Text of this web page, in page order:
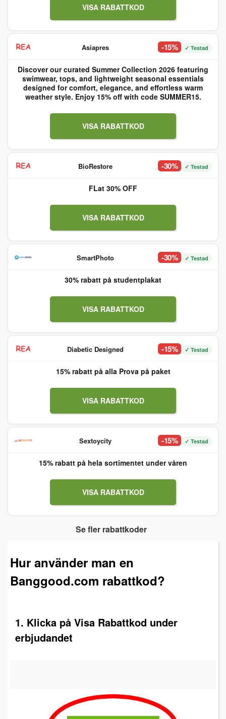
VISA RABATTKOD
Asiapres -15% ✓ Testad
Discover our curated Summer Collection 2026 featuring
swimwear, tops, and lightweight seasonal essentials
designed for comfort, elegance, and effortless warm
weather style. Enjoy 15% off with code SUMMER15.
VISA RABATTKOD
BioRestore -30% ✓ Testad
FLat 30% OFF
VISA RABATTKOD
SmartPhoto -30% ✓ Testad
30% rabatt på studentplakat
VISA RABATTKOD
Diabetic Designed -15% ✓ Testad
15% rabatt på alla Prova på paket
VISA RABATTKOD
Sextoycity -15% ✓ Testad
15% rabatt på hela sortimentet under våren
VISA RABATTKOD
Se fler rabattkoder
Hur använder man en
Banggood.com rabattkod?
1. Klicka på Visa Rabattkod under
erbjudandet